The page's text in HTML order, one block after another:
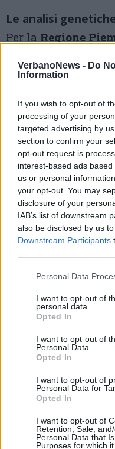
VerbanoNews - Do
Information
If you wish to opt-out of
processing of your
targeted advertising by
section to confirm your
opt-out request is
interest-based ads
us or personal
your opt-out. You may
disclosure of your
IAB’s list of downstream
also be disclosed by us
Downstream Participants
Personal Data
I want to opt-out of
personal data.
Opted In
I want to opt-out of
Personal Data.
Opted In
I want to opt-out of
Personal Data for
Opted In
I want to opt-out of
Retention, Sale,
Personal Data that
Purposes for which it
Le analisi
Per la Regione
Centro grandi
Alpi Marittime
attività di
La responsabile è
“L’identificazione
seguendo criteri
certificati su scala
internazionale; i
reali e verificate,
tempo – ilprogetto
laboratori
periodo singoli o
alla loro
laboratori erano